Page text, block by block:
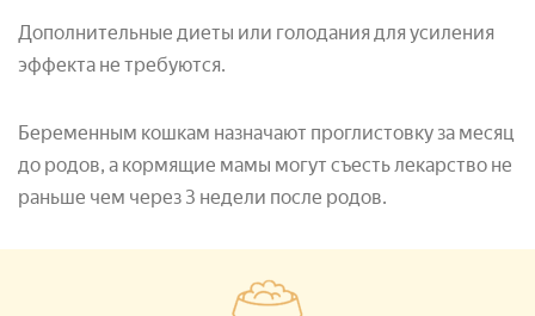
Дополнительные диеты или голодания для усиления
эффекта не требуются.
Беременным кошкам назначают проглистовку за месяц
до родов, а кормящие мамы могут съесть лекарство не
раньше чем через 3 недели после родов.